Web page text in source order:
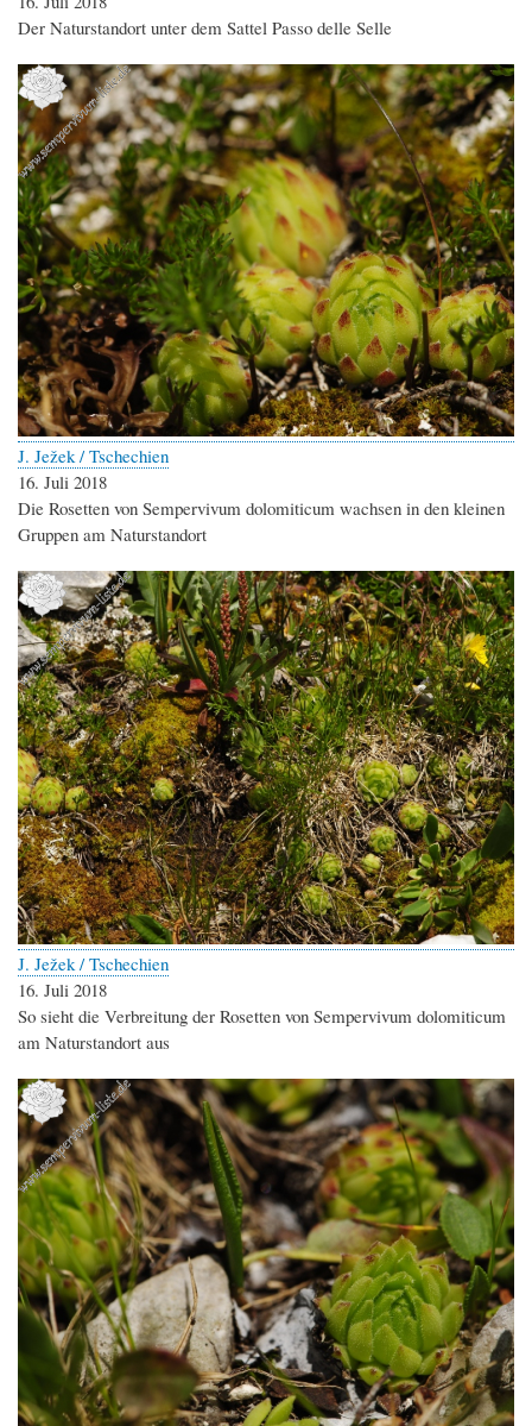
Der Naturstandort unter dem Sattel Passo delle Selle
J. Ježek / Tschechien
16. Juli 2018
Die Rosetten von Sempervivum dolomiticum wachsen in den kleinen
Gruppen am Naturstandort
J. Ježek / Tschechien
16. Juli 2018
So sieht die Verbreitung der Rosetten von Sempervivum dolomiticum
am Naturstandort aus